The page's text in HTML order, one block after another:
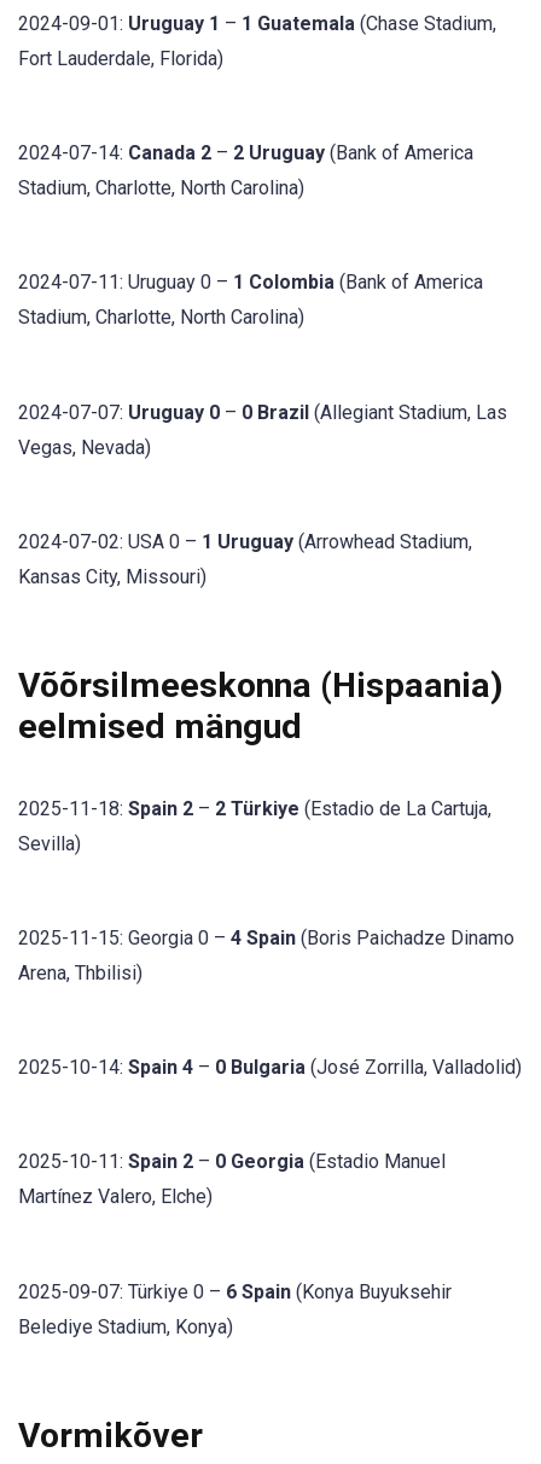
2024-09-01: Uruguay 1 – 1 Guatemala (Chase Stadium,
Fort Lauderdale, Florida)
2024-07-14: Canada 2 – 2 Uruguay (Bank of America
Stadium, Charlotte, North Carolina)
2024-07-11: Uruguay 0 – 1 Colombia (Bank of America
Stadium, Charlotte, North Carolina)
2024-07-07: Uruguay 0 – 0 Brazil (Allegiant Stadium, Las
Vegas, Nevada)
2024-07-02: USA 0 – 1 Uruguay (Arrowhead Stadium,
Kansas City, Missouri)
Võõrsilmeeskonna (Hispaania)
eelmised mängud
2025-11-18: Spain 2 – 2 Türkiye (Estadio de La Cartuja,
Sevilla)
2025-11-15: Georgia 0 – 4 Spain (Boris Paichadze Dinamo
Arena, Thbilisi)
2025-10-14: Spain 4 – 0 Bulgaria (José Zorrilla, Valladolid)
2025-10-11: Spain 2 – 0 Georgia (Estadio Manuel
Martínez Valero, Elche)
2025-09-07: Türkiye 0 – 6 Spain (Konya Buyuksehir
Belediye Stadium, Konya)
Vormikõver